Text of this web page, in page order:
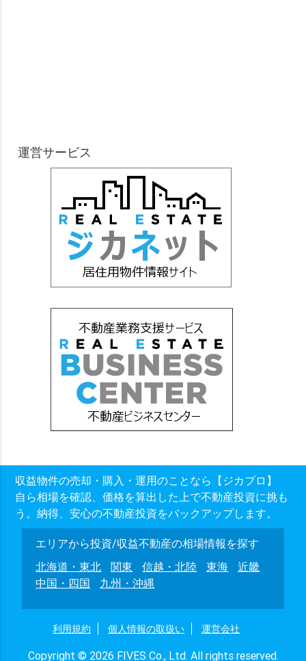
運営サービス
収益物件の売却・購入・運用のことなら【ジカプロ】
自ら相場を確認、価格を算出した上で不動産投資に挑も
う。納得、安心の不動産投資をバックアップします。
エリアから投資/収益不動産の相場情報を探す
北海道・東北
関東 信越・北陸 東海
近畿
中国・四国
九州・沖縄
利用規約 個人情報の取扱い 運営会社
Copyright © 2026 FIVES Co., Ltd. All rights reserved.